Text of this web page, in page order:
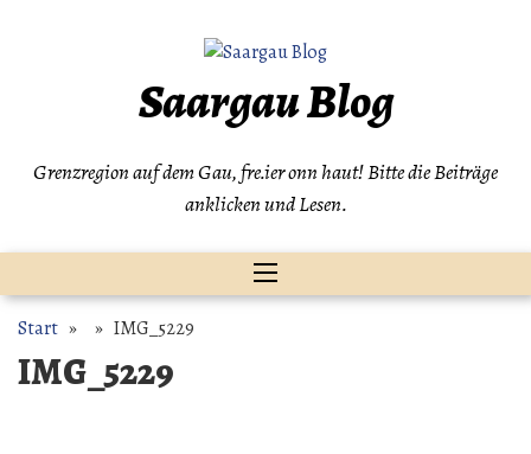
Saargau Blog
Grenzregion auf dem Gau, fre.ier onn haut! Bitte die Beiträge
anklicken und Lesen.
Start » » IMG_5229
IMG_5229